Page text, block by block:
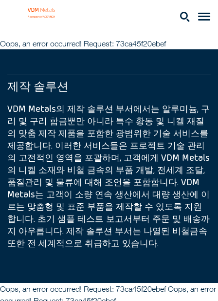
Oops, an error occurred! Request: 73ca45f20ebef
제작 솔루션
VDM Metals의 제작 솔루션 부서에서는 알루미늄, 구
리 및 구리 합금뿐만 아니라 특수 황동 및 니켈 재질
의 맞춤 제작 제품을 포함한 광범위한 기술 서비스를
제공합니다. 이러한 서비스들은 프로젝트 기술 관리
의 고전적인 영역을 포괄하며, 고객에게 VDM Metals
의 니켈 소재와 비철 금속의 부품 개발, 전세계 조달,
품질관리 및 물류에 대해 조언을 포함합니다. VDM
Metals는 고객이 소량 연속 생산에서 대량 생산에 이
르는 맞춤형 및 표준 부품을 제작할 수 있도록 지원
합니다. 초기 샘플 테스트 보고서부터 주문 및 배송까
지 아우릅니다. 제작 솔루션 부서는 나열된 비철금속
또한 전 세계적으로 취급하고 있습니다.
Oops, an error occurred! Request: 73ca45f20ebef Oops, an error